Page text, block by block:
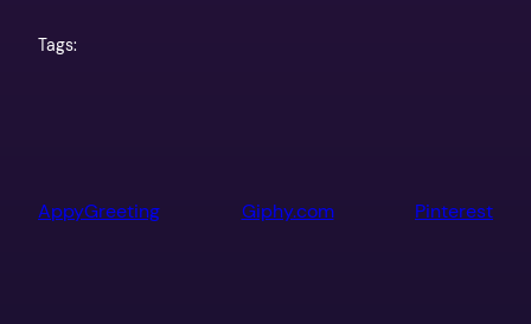
Tags:
AppyGreeting Giphy.com Pinterest